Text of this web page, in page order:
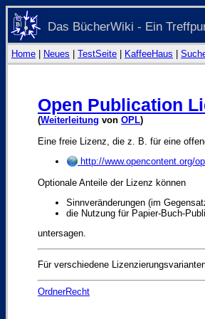
Das BücherWiki - Ein
Home Neues TestSeite KaffeeHaus
Open Publication
(Weiterleitung von OPL)
Eine freie Lizenz, die z. B. für eine
http://www.opencontent.org/
Optionale Anteile der Lizenz können
Sinnveränderungen (im
die Nutzung für Papier-Buch-
untersagen.
Für verschiedene
OrdnerRecht